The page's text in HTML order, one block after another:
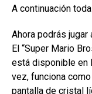
A continuación
Ahora podrás jugar
El “Super Mario
está disponible en
vez, funciona
pantalla de cristal